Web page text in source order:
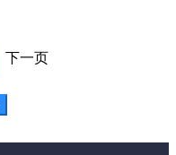
下一页